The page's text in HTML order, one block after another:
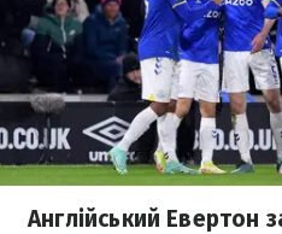
Англійський Евертон